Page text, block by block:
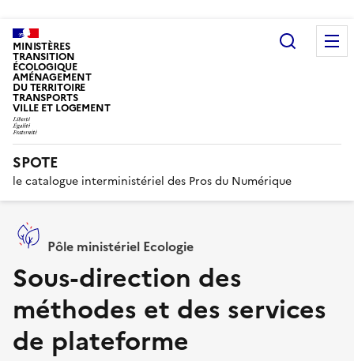
MINISTÈRES
TRANSITION
ÉCOLOGIQUE
AMÉNAGEMENT
DU TERRITOIRE
TRANSPORTS
VILLE ET LOGEMENT
SPOTE
le catalogue interministériel des Pros du Numérique
Pôle ministériel Ecologie
Sous-direction des
méthodes et des services
de plateforme